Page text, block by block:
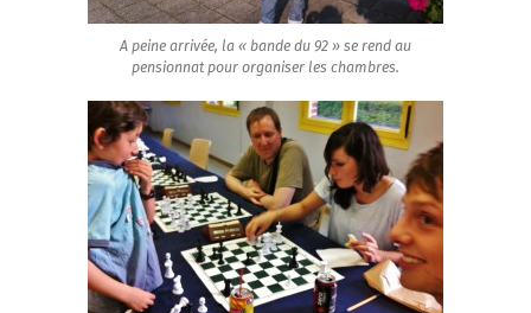
A peine arrivée, la « bande du 92 » se rend au
pensionnat pour organiser les chambres.